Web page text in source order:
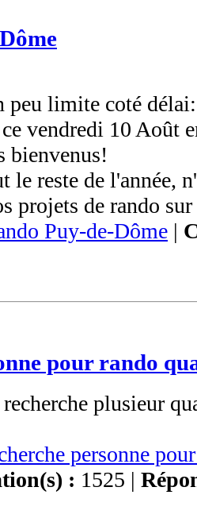
peu limite coté
vendredi 10 Août
bienvenus!
le reste de l'année,
projets de rando
Puy-de-Dôme |
pour rando
plusieur
personne
: 1525 |